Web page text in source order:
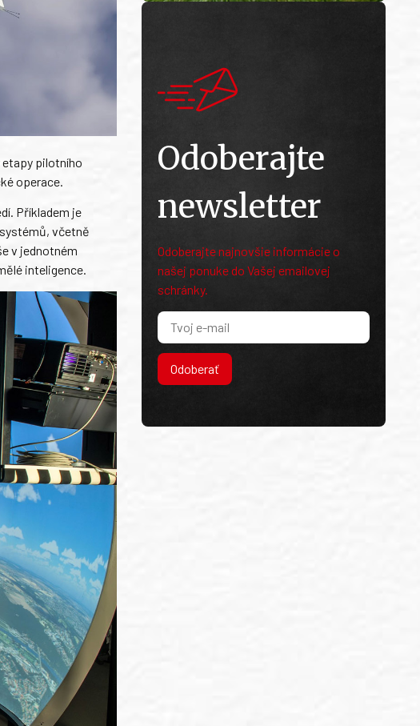
pilotního
operace.
Příkladem je
včetně
v jednotném
inteligence.
Odoberajte
newsletter
Odoberajte najnovšie informácie o
našej ponuke do Vašej emailovej
schránky.
Odoberať